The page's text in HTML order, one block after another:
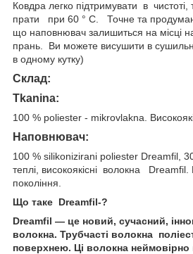
Ковдра легко підтримувати в
прати при 60 ° С. Точне та
що наповнювач залишиться на місці
прань. Ви можете висушити в
в одному кутку)
Склад:
Tkanina:
100 % poliester - mikrovlakna.
Наповнювач:
100 % silikonizirani poliester Dreamfil,
теплі, високоякісні волокна Dreamfil.
покоління.
Що таке Dreamfil-?
Dreamfil — це новий, сучасний,
волокна. Трубчасті волокна
поверхнею. Ці волокна неймовірно